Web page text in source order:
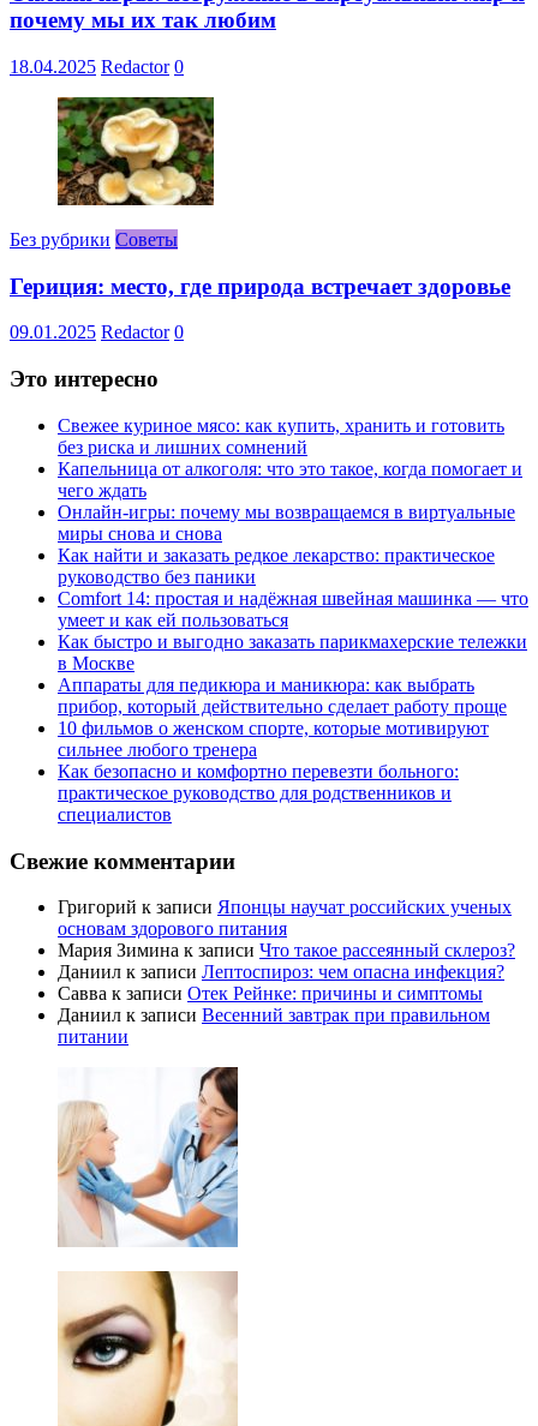
почему мы их так любим
18.04.2025 Redactor 0
Без рубрики Советы
Гериция: место, где природа встречает здоровье
09.01.2025 Redactor 0
Это интересно
Свежее куриное мясо: как купить, хранить и готовить
без риска и лишних сомнений
Капельница от алкоголя: что это такое, когда помогает и
чего ждать
Онлайн-игры: почему мы возвращаемся в виртуальные
миры снова и снова
Как найти и заказать редкое лекарство: практическое
руководство без паники
Comfort 14: простая и надёжная швейная машинка — что
умеет и как ей пользоваться
Как быстро и выгодно заказать парикмахерские тележки
в Москве
Аппараты для педикюра и маникюра: как выбрать
прибор, который действительно сделает работу проще
10 фильмов о женском спорте, которые мотивируют
сильнее любого тренера
Как безопасно и комфортно перевезти больного:
практическое руководство для родственников и
специалистов
Свежие комментарии
Григорий к записи Японцы научат российских ученых
основам здорового питания
Мария Зимина к записи Что такое рассеянный склероз?
Даниил к записи Лептоспироз: чем опасна инфекция?
Савва к записи Отек Рейнке: причины и симптомы
Даниил к записи Весенний завтрак при правильном
питании